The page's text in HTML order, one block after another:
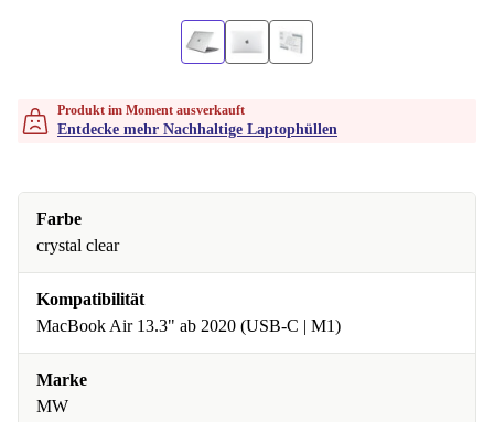
Produkt im Moment ausverkauft
Entdecke mehr Nachhaltige Laptophüllen
Farbe
crystal clear
Kompatibilität
MacBook Air 13.3" ab 2020 (USB-C | M1)
Marke
MW